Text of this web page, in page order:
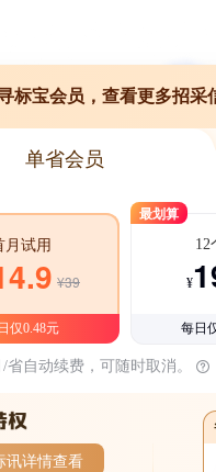
标宝会员，查看更多招采
单省会员
月试用
¥39
仅0.48元
最划算
12
¥
每日
省自动续费，可随时取消。
讯详情查看